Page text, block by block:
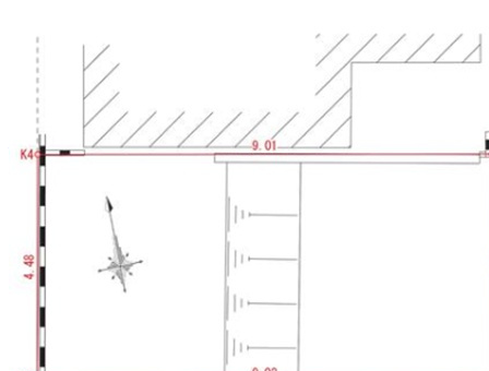
万
建物面積：41.47㎡（12.54坪）
土地面積：37.16㎡（11.24坪）